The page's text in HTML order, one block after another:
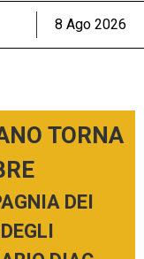
8 Ago 2026
TORNA
DEI